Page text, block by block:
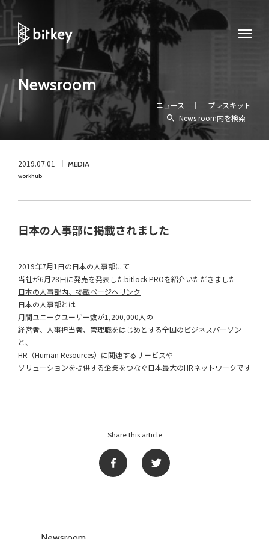
Newsroom
ニュース
プレスキット
News room内を検索
2019.07.01 MEDIA
workhub
日本の人事部に掲載されました
2019年7月1日の日本の人事部にて
当社が6月28日に発売を発表したbitlock PROを紹介いただきました
日本の人事部内、掲載ページへリンク
日本の人事部とは
月間ユニークユーザー数が1,200,000人の
経営者、人事担当者、管理職をはじめとする全国のビジネスパーソン
と、
HR（Human Resources）に関連するサービスや
ソリューションを提供する企業をつなぐ日本最大のHRネットワークです
Share this article